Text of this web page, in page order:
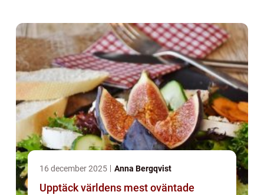
16 december 2025 Anna Bergqvist
Upptäck världens mest oväntade